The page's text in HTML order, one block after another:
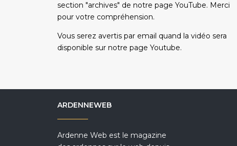
section "archives" de notre page YouTube. Merci
pour votre compréhension.
Vous serez avertis par email quand la vidéo sera
disponible sur notre page Youtube.
ARDENNEWEB
Ardenne Web est le magazine